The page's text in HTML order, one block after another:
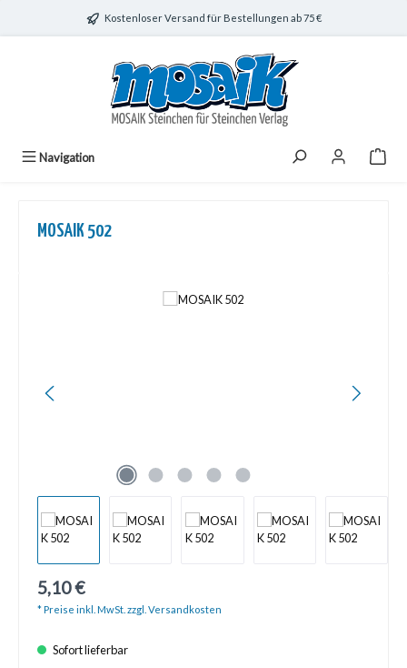
Zum Hauptinhalt springenKostenloser Versand für Bestellungen ab 75 €
Navigation
MOSAIK 502
5,10 €
* Preise inkl. MwSt. zzgl. Versandkosten
Sofort lieferbar